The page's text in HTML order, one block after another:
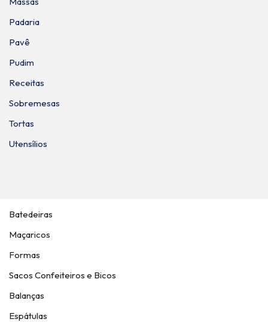
Padaria
Pavê
Pudim
Receitas
Sobremesas
Tortas
Utensílios
Batedeiras
Maçaricos
Formas
Sacos Confeiteiros e Bicos
Balanças
Espátulas